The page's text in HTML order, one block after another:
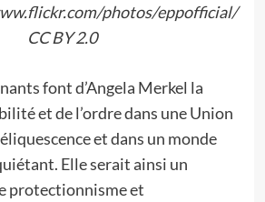
photos/eppofficial/
CC BY 2.0
font d’Angela Merkel la
et de l’ordre dans une Union
et dans un monde
Elle serait ainsi un
protectionnisme et